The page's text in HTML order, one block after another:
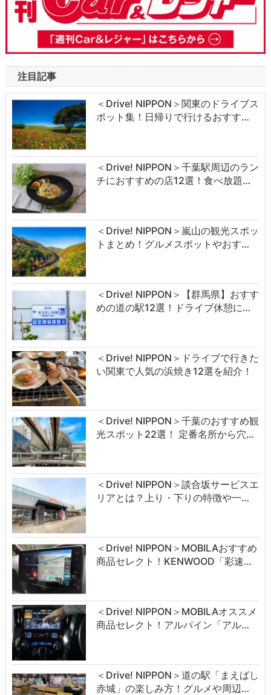
注目記事
＜Drive! NIPPON＞関東のドライブス
ポット集！日帰りで行けるおすす…
＜Drive! NIPPON＞千葉駅周辺のラン
チにおすすめの店12選！食べ放題…
＜Drive! NIPPON＞嵐山の観光スポッ
トまとめ！グルメスポットやおす…
＜Drive! NIPPON＞【群馬県】おすす
めの道の駅12選！ドライブ休憩に…
＜Drive! NIPPON＞ドライブで行きた
い関東で人気の浜焼き12選を紹介！
＜Drive! NIPPON＞千葉のおすすめ観
光スポット22選！ 定番名所から穴…
＜Drive! NIPPON＞談合坂サービスエ
リアとは？上り・下りの特徴や一…
＜Drive! NIPPON＞MOBILAおすすめ
商品セレクト！KENWOOD「彩速…
＜Drive! NIPPON＞MOBILAオススメ
商品セレクト！アルパイン「アル…
＜Drive! NIPPON＞道の駅「まえばし
赤城」の楽しみ方！グルメや周辺…